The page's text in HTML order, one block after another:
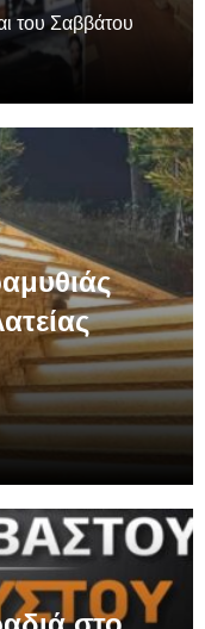
του Σαββάτου